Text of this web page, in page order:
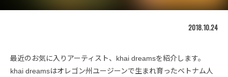
2018.10.24
最近のお気に入りアーティスト、khai dreamsを紹介します。
khai dreamsはオレゴン州ユージーンで生まれ育ったベトナム人